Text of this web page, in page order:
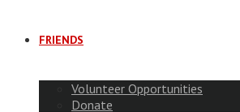
FRIENDS
Volunteer Opportunities
Donate